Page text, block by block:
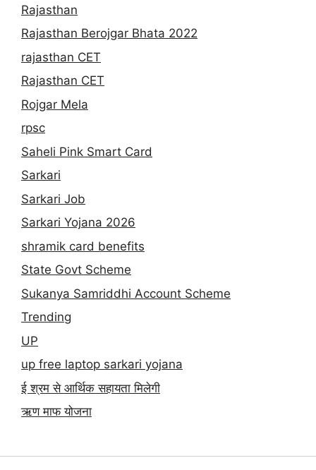
Rajasthan
Rajasthan Berojgar Bhata 2022
rajasthan CET
Rajasthan CET
Rojgar Mela
rpsc
Saheli Pink Smart Card
Sarkari
Sarkari Job
Sarkari Yojana 2026
shramik card benefits
State Govt Scheme
Sukanya Samriddhi Account Scheme
Trending
UP
up free laptop sarkari yojana
ई श्रम से आर्थिक सहायता मिलेगी
ऋण माफ योजना